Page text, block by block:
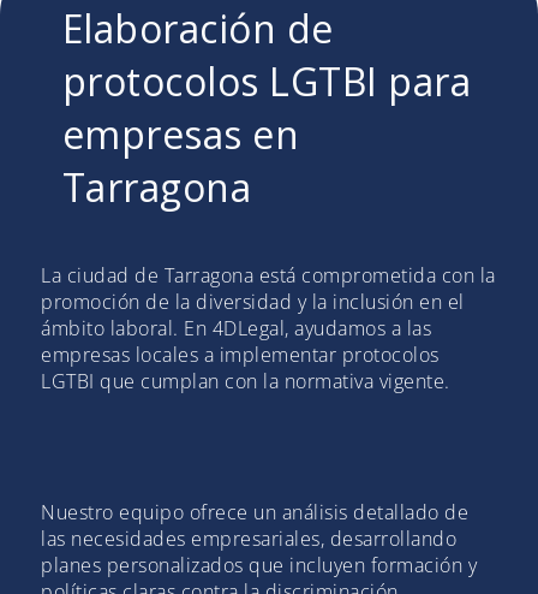
Elaboración de
protocolos LGTBI para
empresas en
Tarragona
La ciudad de Tarragona está comprometida con la
promoción de la diversidad y la inclusión en el
ámbito laboral. En 4DLegal, ayudamos a las
empresas locales a implementar protocolos
LGTBI que cumplan con la normativa vigente.
Nuestro equipo ofrece un análisis detallado de
las necesidades empresariales, desarrollando
planes personalizados que incluyen formación y